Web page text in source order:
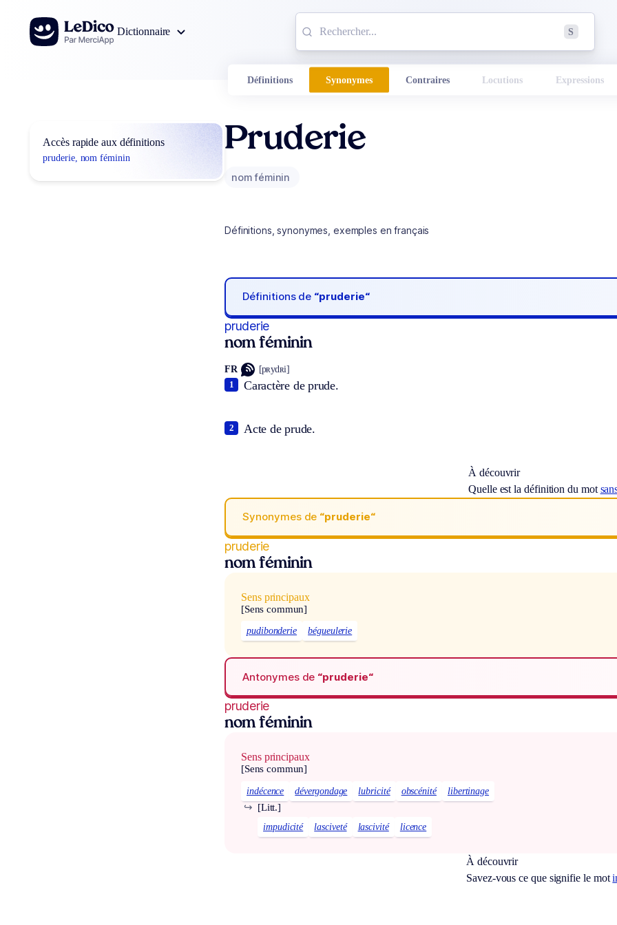
Aller au contenu
Dictionnaire
S
Définitions Synonymes Contraires Locutions Expressions
Accès rapide aux définitions
pruderie, nom féminin
Pruderie
nom féminin
Définitions, synonymes, exemples en français
Définitions de “pruderie“
pruderie
nom féminin
FR [pʀydʀi]
Caractère de prude.
1
Acte de prude.
2
À découvrir
Quelle est la définition du mot
Synonymes de “pruderie“
pruderie
nom féminin
Sens principaux
[Sens commun]
pudibonderie bégueulerie
Antonymes de “pruderie“
pruderie
nom féminin
Sens principaux
[Sens commun]
indécence dévergondage lubricité obscénité libertinage
[Litt.]
↪
impudicité lasciveté lascivité licence
À découvrir
Savez-vous ce que signifie le mot